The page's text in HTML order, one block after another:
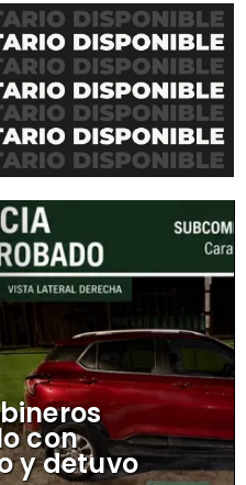
con
y detuvo